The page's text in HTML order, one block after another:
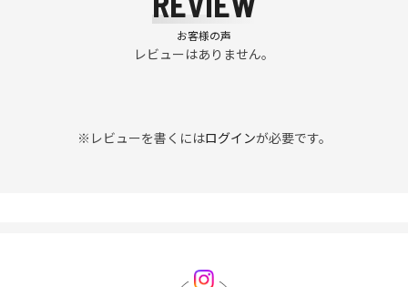
お客様の声
レビューはありません。
※レビューを書くにはログインが必要です。